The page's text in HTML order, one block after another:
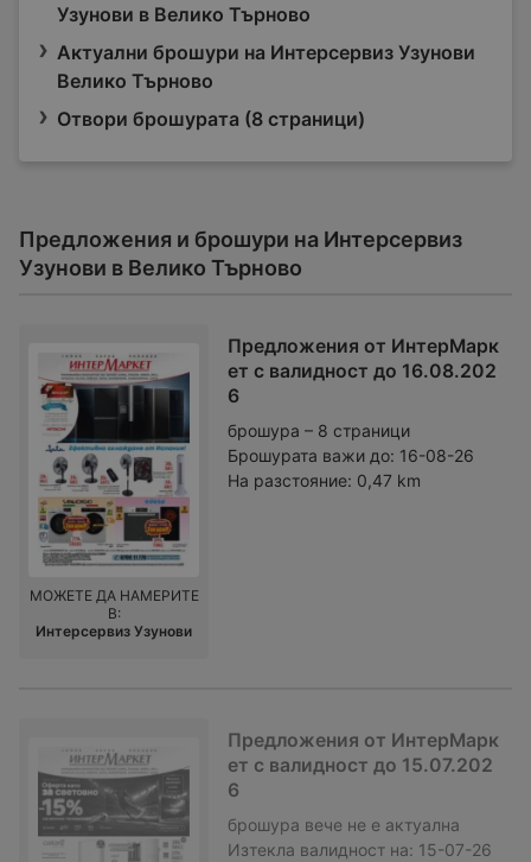
Узунови в Велико Търново
Актуални брошури на Интерсервиз Узунови
Велико Търново
Отвори брошурата (8 страници)
Предложения и брошури на Интерсервиз
Узунови в Велико Търново
Предложения от ИнтерМарк
ет с валидност до 16.08.202
6
брошура – 8 страници
Брошурата важи до: 16-08-26
На разстояние: 0,47 km
МОЖЕТЕ ДА НАМЕРИТЕ
В:
Интерсервиз Узунови
Предложения от ИнтерМарк
ет с валидност до 15.07.202
6
брошура вече не е актуална
Изтекла валидност на: 15-07-26